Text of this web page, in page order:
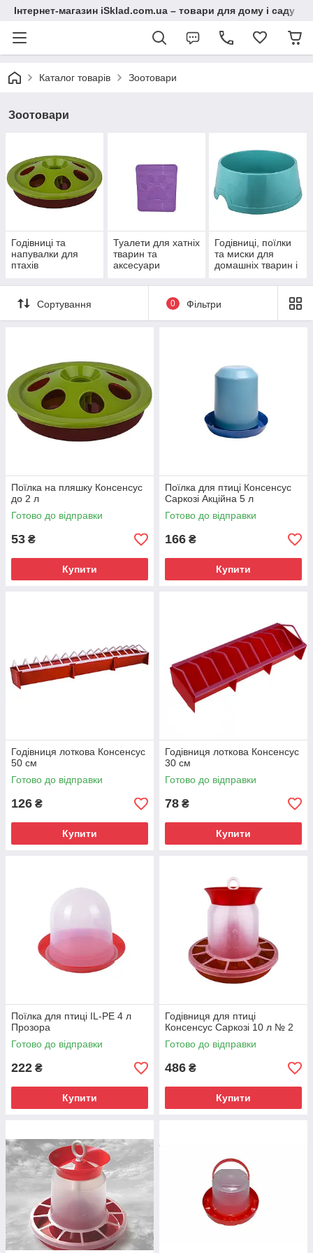
Інтернет-магазин iSklad.com.ua – товари для дому і саду
Каталог товарів Зоотовари
Зоотовари
Годівниці та
напувалки для
птахів
Туалети для хатніх
тварин та
аксесуари
Годівниці, поїлки
та миски для
домашніх тварин і
Сортування 0 Фільтри
Поїлка на пляшку Консенсус
до 2 л
Готово до відправки
53 ₴
Купити
Поїлка для птиці Консенсус
Саркозі Акційна 5 л
Готово до відправки
166 ₴
Купити
Годівниця лоткова Консенсус
50 см
Готово до відправки
126 ₴
Купити
Годівниця лоткова Консенсус
30 см
Готово до відправки
78 ₴
Купити
Поїлка для птиці IL-PE 4 л
Прозора
Готово до відправки
222 ₴
Купити
Годівниця для птиці
Консенсус Саркозі 10 л № 2
Готово до відправки
486 ₴
Купити